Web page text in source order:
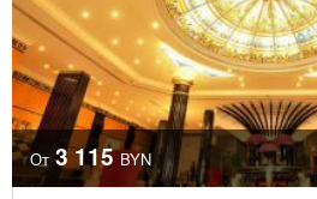
От 3 115 BYN